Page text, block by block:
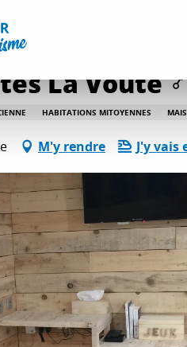
La Voûte
HABITATIONS MITOYENNES
M'y rendre J'y vais